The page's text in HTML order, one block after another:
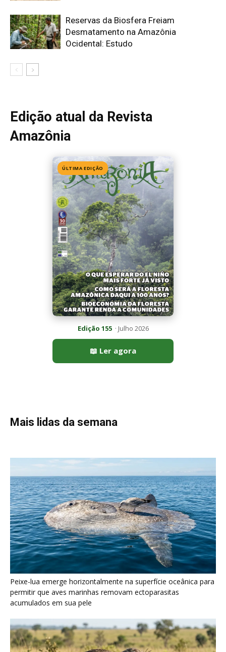
Edição 155· Julho 2026
📖 Ler agora
Mais lidas da semana
Peixe-lua emerge horizontalmente na superfície oceânica para
permitir que aves marinhas removam ectoparasitas
Seriema utiliza pernas longas e arremessa serpentes contra
rochas para subjugar presas peçonhentas nos campos